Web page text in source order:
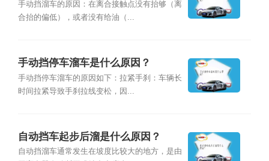
手动挡溜车的原因：在离合接触点没有抬够（离
合抬的偏低），或者没有给油（...
手动挡停车溜车是什么原因？
手动挡停车溜车的原因如下：拉紧手刹：车辆长
时间拉紧导致手刹拉线变松，因...
自动挡车起步后溜是什么原因？
自动挡溜车通常发生在坡度比较大的地方，是由